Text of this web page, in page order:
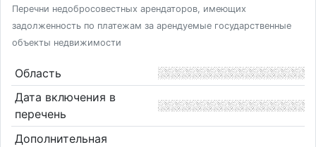
Перечни недобросовестных арендаторов, имеющих
задолженность по платежам за арендуемые государственные
объекты недвижимости
Область
Дата включения в
перечень
Дополнительная